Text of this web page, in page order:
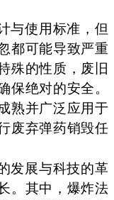
与使用标准，但
都可能导致严重
殊的性质，废旧
保绝对的安全。
熟并广泛应用于
废弃弹药销毁任
发展与科技的革
。其中，爆炸法